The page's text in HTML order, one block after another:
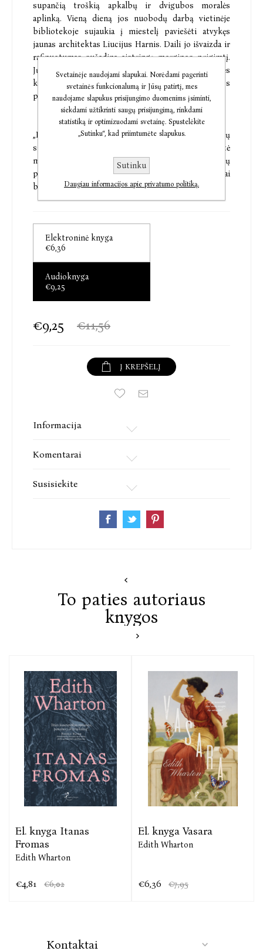
supančią troškią apkalbų ir dvigubos moralės
aplinką. Vieną dieną jos nuobodų darbą vietinėje
bibliotekoje sujaukia į miestelį paviešėti atvykęs
jaunas architektas Liucijus Harnis. Daili jo išvaizda ir
rafinuotumas sužadina aistringą merginos prigimtį.
Jųdviejų ryšiui stiprėjant, įsiplieskia Čeritės
konfliktas su globėju, į paviršių sukyla tamsios
povandeninės santykių srovės.
„Dažnai mes esame greiti atmesti kūrinių veikėjų
sprendimus kaip prastus pasirinkimus, bet Čeritė
mums byloja, kad kartais nutinka taip, jog gerų
pasirinkimų tiesiog nėra ir tenka rinktis mažiausiai
blogą.“ – Profesorė Liz Boltz Ranfeld
Elektroninė knyga
€6,36
Audioknyga
€9,25
€9,25 €11,56
Į KREPŠELĮ
Informacija
Komentarai
Susisiekite
To paties autoriaus
knygos
El. knyga Itanas
Fromas
Edith Wharton
€4,81 €6,02
El. knyga Vasara
Edith Wharton
€6,36 €7,95
Kontaktai
Svetainėje naudojami slapukai. Norėdami pagerinti
svetainės funkcionalumą ir Jūsų patirtį, mes
naudojame slapukus prisijungimo duomenims įsiminti,
siekdami užtikrinti saugų prisijungimą, rinkdami
statistiką ir optimizuodami svetainę. Spustelėkite
„Sutinku“, kad priimtumėte slapukus.
Sutinku
Daugiau informacijos apie privatumo politiką.